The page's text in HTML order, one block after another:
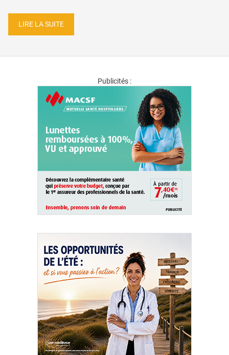
LIRE LA SUITE
Publicités :